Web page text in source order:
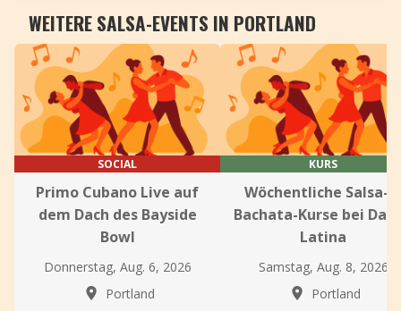
WEITERE SALSA-EVENTS IN PORTLAND
SOCIAL
Primo Cubano Live auf
dem Dach des Bayside
Bowl
Donnerstag, Aug. 6, 2026
Portland
KURS
Wöchentliche Salsa-
Bachata-Kurse bei
Latina
Samstag, Aug. 8, 2026
Portland